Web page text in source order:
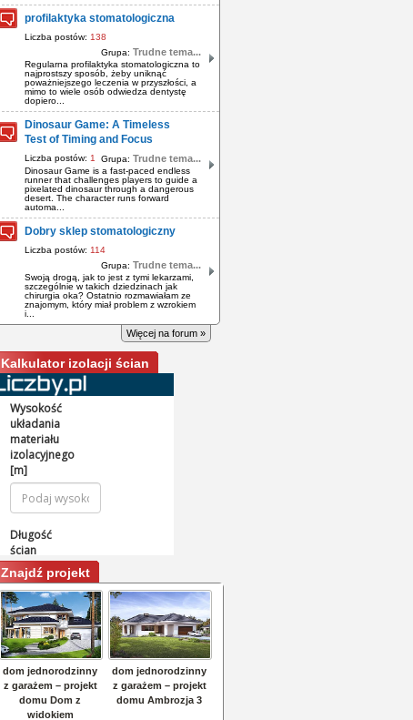
profilaktyka stomatologiczna
Liczba postów: 138
Grupa: Trudne tema...
Regularna profilaktyka stomatologiczna to
najprostszy sposób, żeby uniknąć
poważniejszego leczenia w przyszłości, a
mimo to wiele osób odwiedza dentystę
dopiero...
Dinosaur Game: A Timeless
Test of Timing and Focus
Liczba postów: 1 Grupa: Trudne tema...
Dinosaur Game is a fast-paced endless
runner that challenges players to guide a
pixelated dinosaur through a dangerous
desert. The character runs forward
automa...
Dobry sklep stomatologiczny
Liczba postów: 114
Grupa: Trudne tema...
Swoją drogą, jak to jest z tymi lekarzami,
szczególnie w takich dziedzinach jak
chirurgia oka? Ostatnio rozmawiałam ze
znajomym, który miał problem z wzrokiem
i...
Więcej na forum »
Kalkulator izolacji ścian
Znajdź projekt